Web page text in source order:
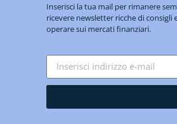
Inserisci la tua mail per rimanere
ricevere newsletter ricche di
operare sui mercati finanziari.